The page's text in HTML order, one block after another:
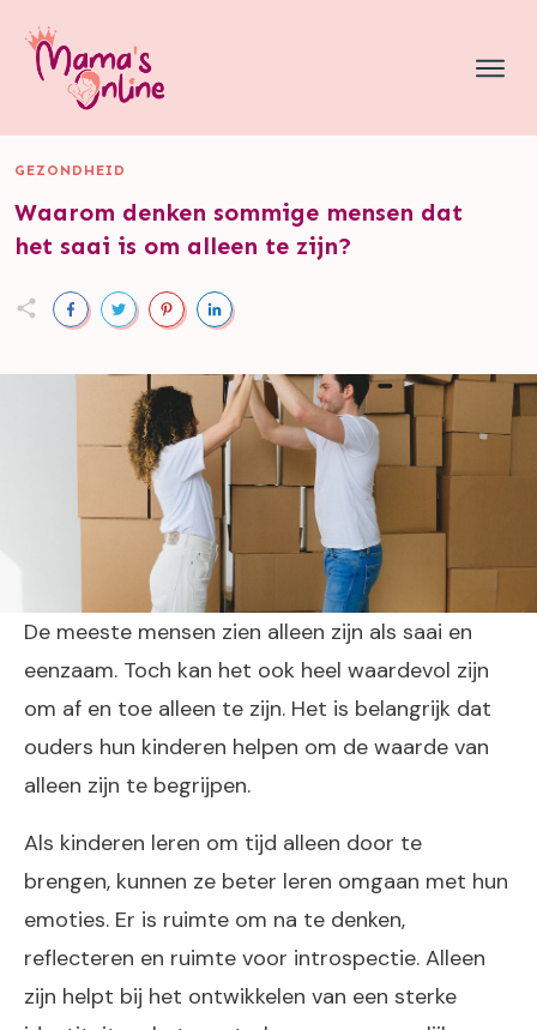
GEZONDHEID
Waarom denken sommige mensen dat
het saai is om alleen te zijn?
De meeste mensen zien alleen zijn als saai en
eenzaam. Toch kan het ook heel waardevol zijn
om af en toe alleen te zijn. Het is belangrijk dat
ouders hun kinderen helpen om de waarde van
alleen zijn te begrijpen.
Als kinderen leren om tijd alleen door te
brengen, kunnen ze beter leren omgaan met hun
emoties. Er is ruimte om na te denken,
reflecteren en ruimte voor introspectie. Alleen
zijn helpt bij het ontwikkelen van een sterke